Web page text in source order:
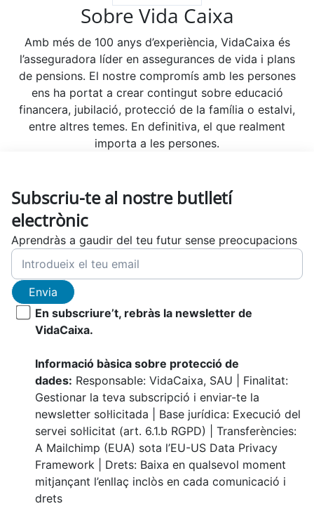
Sobre Vida Caixa
Amb més de 100 anys d’experiència, VidaCaixa és
l’asseguradora líder en assegurances de vida i plans
de pensions. El nostre compromís amb les persones
ens ha portat a crear contingut sobre educació
financera, jubilació, protecció de la família o estalvi,
entre altres temes. En definitiva, el que realment
importa a les persones.
Subscriu-te al nostre butlletí
electrònic
Aprendràs a gaudir del teu futur sense preocupacions
Envia
En subscriure’t, rebràs la newsletter de
VidaCaixa.
Informació bàsica sobre protecció de
dades: Responsable: VidaCaixa, SAU | Finalitat:
Gestionar la teva subscripció i enviar-te la
newsletter sol·licitada | Base jurídica: Execució del
servei sol·licitat (art. 6.1.b RGPD) | Transferències:
A Mailchimp (EUA) sota l’EU-US Data Privacy
Framework | Drets: Baixa en qualsevol moment
mitjançant l’enllaç inclòs en cada comunicació i
drets